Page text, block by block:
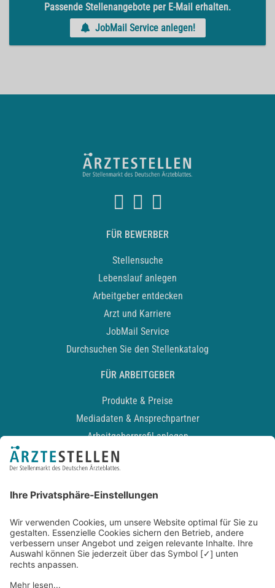
Passende Stellenangebote per E-Mail erhalten.
JobMail Service anlegen!
FÜR BEWERBER
Stellensuche
Lebenslauf anlegen
Arbeitgeber entdecken
Arzt und Karriere
JobMail Service
Durchsuchen Sie den Stellenkatalog
FÜR ARBEITGEBER
Produkte & Preise
Mediadaten & Ansprechpartner
Arbeitgeberprofil anlegen
Recruiting-Podcast
Kontakt
Datenschutz
Newsletter